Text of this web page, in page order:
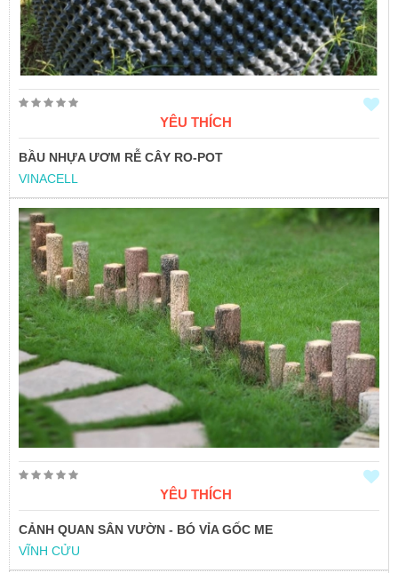
YÊU THÍCH
BẦU NHỰA ƯƠM RỄ CÂY RO-POT
VINACELL
YÊU THÍCH
CẢNH QUAN SÂN VƯỜN - BÓ VỈA GỐC ME
VĨNH CỬU